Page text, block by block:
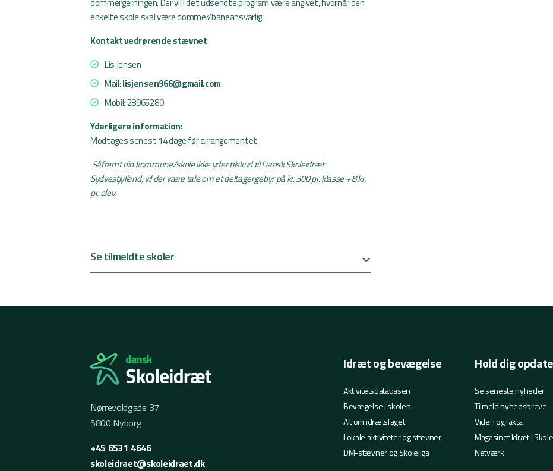
enkelte skole skal være dommer/baneansvarlig.
Kontakt vedrørende stævnet:
Lis Jensen
Mail:lisjensen966@gmail.com
Mobil: 28965280
Yderligere information:
Modtages senest 14 dage før arrangementet.
Såfremt din kommune/skole ikke yder tilskud til Dansk Skoleidræt
Sydvestjylland, vil der være tale om et deltagergebyr på kr. 300 pr. klasse + 8 kr.
pr. elev.
Se tilmeldte skoler
Nørrevoldgade 37
5800 Nyborg
+45 6531 4646
skoleidraet@skoleidraet.dk
Idræt og bevægelse
Aktivitetsdatabasen
Bevægelse i skolen
Alt om idrætsfaget
Lokale aktiviteter og stævner
DM-stævner og Skoleliga
Hold dig
Se seneste nyheder
Tilmeld nyhedsbreve
Viden og fakta
Magasinet Idræt i
Netværk